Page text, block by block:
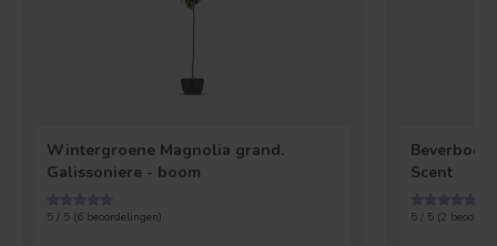
Wintergroene Magnolia grand.
Galissoniere - boom
5 / 5 (6 beoordelingen)
Scent
5 / 5 (2